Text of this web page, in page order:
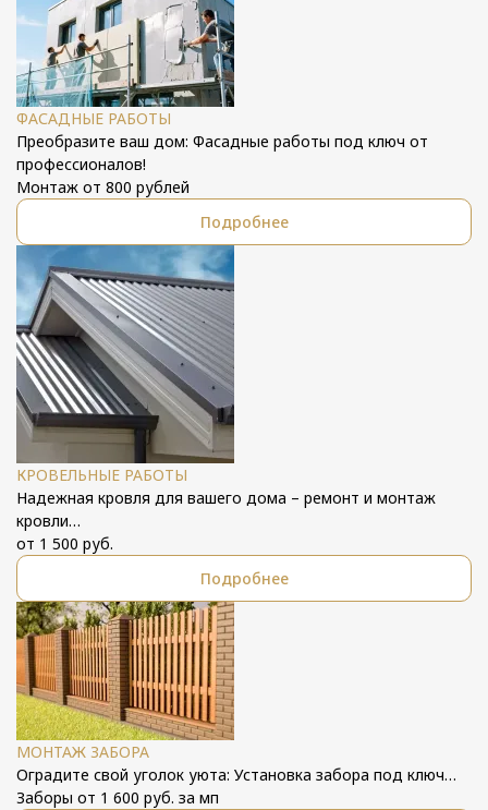
ФАСАДНЫЕ РАБОТЫ
Преобразите ваш дом: Фасадные работы под ключ от
профессионалов!
Монтаж от 800 рублей
Подробнее
КРОВЕЛЬНЫЕ РАБОТЫ
Надежная кровля для вашего дома – ремонт и монтаж
кровли…
от 1 500 руб.
Подробнее
МОНТАЖ ЗАБОРА
Оградите свой уголок уюта: Установка забора под ключ…
Заборы от 1 600 руб. за мп